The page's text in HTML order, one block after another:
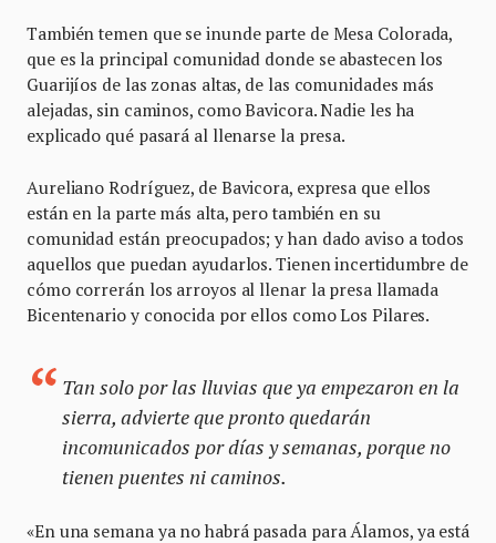
También temen que se inunde parte de Mesa Colorada,
que es la principal comunidad donde se abastecen los
Guarijíos de las zonas altas, de las comunidades más
alejadas, sin caminos, como Bavicora. Nadie les ha
explicado qué pasará al llenarse la presa.
Aureliano Rodríguez, de Bavicora, expresa que ellos
están en la parte más alta, pero también en su
comunidad están preocupados; y han dado aviso a todos
aquellos que puedan ayudarlos. Tienen incertidumbre de
cómo correrán los arroyos al llenar la presa llamada
Bicentenario y conocida por ellos como Los Pilares.
Tan solo por las lluvias que ya empezaron en la
sierra, advierte que pronto quedarán
incomunicados por días y semanas, porque no
tienen puentes ni caminos.
«En una semana ya no habrá pasada para Álamos, ya está